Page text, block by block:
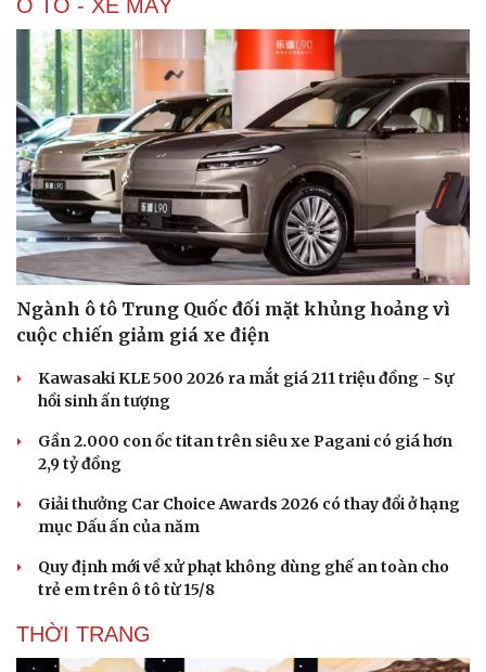
Ô TÔ - XE MÁY
Ngành ô tô Trung Quốc đối mặt khủng hoảng vì
cuộc chiến giảm giá xe điện
Kawasaki KLE 500 2026 ra mắt giá 211 triệu đồng - Sự
hồi sinh ấn tượng
Gần 2.000 con ốc titan trên siêu xe Pagani có giá hơn
2,9 tỷ đồng
Giải thưởng Car Choice Awards 2026 có thay đổi ở hạng
mục Dấu ấn của năm
Quy định mới về xử phạt không dùng ghế an toàn cho
trẻ em trên ô tô từ 15/8
THỜI TRANG